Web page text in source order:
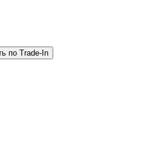
Обменять по Trade-In